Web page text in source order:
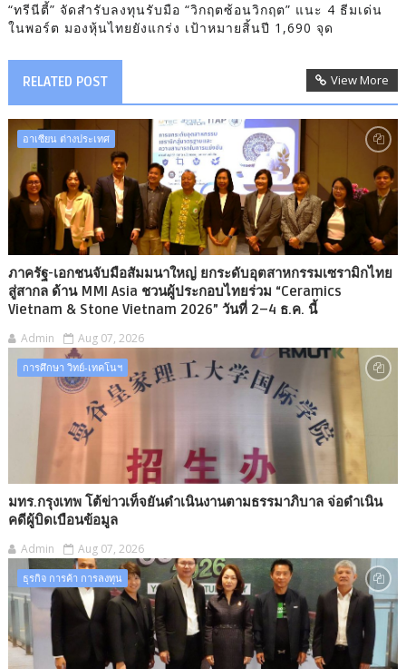
“ทรีนีตี้” จัดสำรับลงทุนรับมือ “วิกฤตซ้อนวิกฤต” แนะ 4 ธีมเด่น
ในพอร์ต มองหุ้นไทยยังแกร่ง เป้าหมายสิ้นปี 1,690 จุด
RELATED POST View More
อาเซียน ต่างประเทศ
ภาครัฐ-เอกชนจับมือสัมมนาใหญ่ ยกระดับอุตสาหกรรมเซรามิกไทย
สู่สากล ด้าน MMI Asia ชวนผู้ประกอบไทยร่วม “Ceramics
Vietnam & Stone Vietnam 2026” วันที่ 2–4 ธ.ค. นี้
Admin Aug 07, 2026
การศึกษา วิทย์-เทคโนฯ
มทร.กรุงเทพ โต้ข่าวเท็จยันดำเนินงานตามธรรมาภิบาล จ่อดำเนิน
คดีผู้บิดเบือนข้อมูล
Admin Aug 07, 2026
ธุรกิจ การค้า การลงทุน